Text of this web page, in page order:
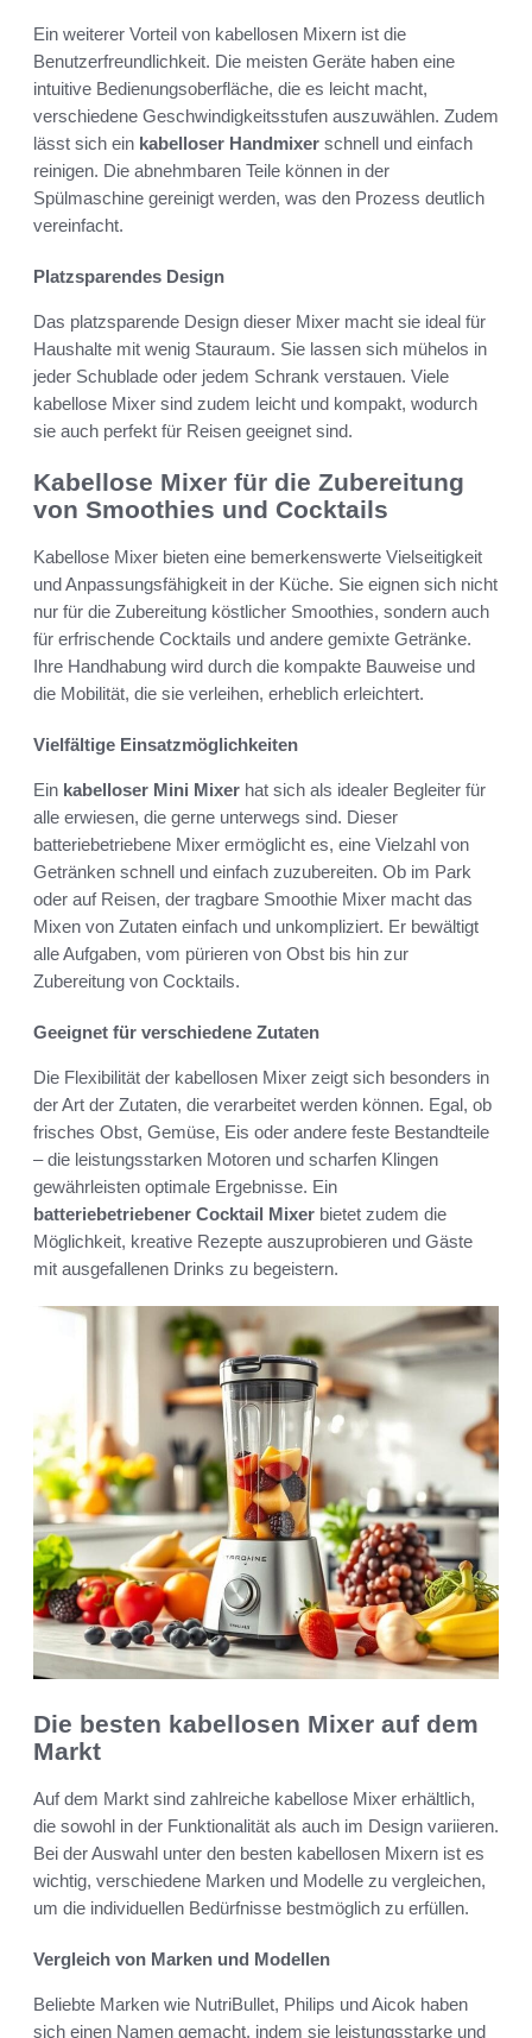
Ein weiterer Vorteil von kabellosen Mixern ist die
Benutzerfreundlichkeit. Die meisten Geräte haben eine
intuitive Bedienungsoberfläche, die es leicht macht,
verschiedene Geschwindigkeitsstufen auszuwählen. Zudem
lässt sich ein kabelloser Handmixer schnell und einfach
reinigen. Die abnehmbaren Teile können in der
Spülmaschine gereinigt werden, was den Prozess deutlich
vereinfacht.
Platzsparendes Design
Das platzsparende Design dieser Mixer macht sie ideal für
Haushalte mit wenig Stauraum. Sie lassen sich mühelos in
jeder Schublade oder jedem Schrank verstauen. Viele
kabellose Mixer sind zudem leicht und kompakt, wodurch
sie auch perfekt für Reisen geeignet sind.
Kabellose Mixer für die Zubereitung
von Smoothies und Cocktails
Kabellose Mixer bieten eine bemerkenswerte Vielseitigkeit
und Anpassungsfähigkeit in der Küche. Sie eignen sich nicht
nur für die Zubereitung köstlicher Smoothies, sondern auch
für erfrischende Cocktails und andere gemixte Getränke.
Ihre Handhabung wird durch die kompakte Bauweise und
die Mobilität, die sie verleihen, erheblich erleichtert.
Vielfältige Einsatzmöglichkeiten
Ein kabelloser Mini Mixer hat sich als idealer Begleiter für
alle erwiesen, die gerne unterwegs sind. Dieser
batteriebetriebene Mixer ermöglicht es, eine Vielzahl von
Getränken schnell und einfach zuzubereiten. Ob im Park
oder auf Reisen, der tragbare Smoothie Mixer macht das
Mixen von Zutaten einfach und unkompliziert. Er bewältigt
alle Aufgaben, vom pürieren von Obst bis hin zur
Zubereitung von Cocktails.
Geeignet für verschiedene Zutaten
Die Flexibilität der kabellosen Mixer zeigt sich besonders in
der Art der Zutaten, die verarbeitet werden können. Egal, ob
frisches Obst, Gemüse, Eis oder andere feste Bestandteile
– die leistungsstarken Motoren und scharfen Klingen
gewährleisten optimale Ergebnisse. Ein
batteriebetriebener Cocktail Mixer bietet zudem die
Möglichkeit, kreative Rezepte auszuprobieren und Gäste
mit ausgefallenen Drinks zu begeistern.
Die besten kabellosen Mixer auf dem
Markt
Auf dem Markt sind zahlreiche kabellose Mixer erhältlich,
die sowohl in der Funktionalität als auch im Design variieren.
Bei der Auswahl unter den besten kabellosen Mixern ist es
wichtig, verschiedene Marken und Modelle zu vergleichen,
um die individuellen Bedürfnisse bestmöglich zu erfüllen.
Vergleich von Marken und Modellen
Beliebte Marken wie NutriBullet, Philips und Aicok haben
sich einen Namen gemacht, indem sie leistungsstarke und